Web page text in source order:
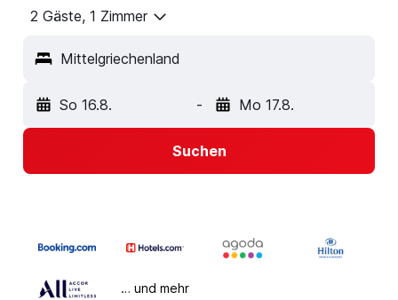
2 Gäste, 1 Zimmer
Mittelgriechenland
So 16.8. - Mo 17.8.
Suchen
… und mehr